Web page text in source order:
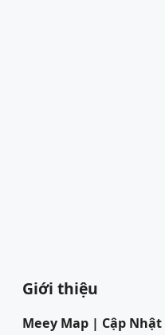
Giới thiệu
Meey Map | Cập